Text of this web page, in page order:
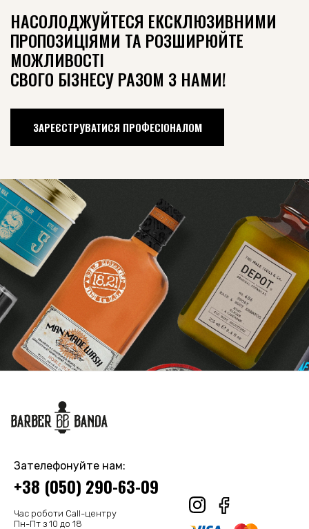
НАСОЛОДЖУЙТЕСЯ ЕКСКЛЮЗИВНИМИ
ПРОПОЗИЦІЯМИ ТА РОЗШИРЮЙТЕ
МОЖЛИВОСТІ
СВОГО БІЗНЕСУ РАЗОМ З НАМИ!
ЗАРЕЄСТРУВАТИСЯ ПРОФЕСІОНАЛОМ
Зателефонуйте нам:
+38 (050) 290-63-09
Час роботи Call-центру
Пн-Пт з 10 до 18